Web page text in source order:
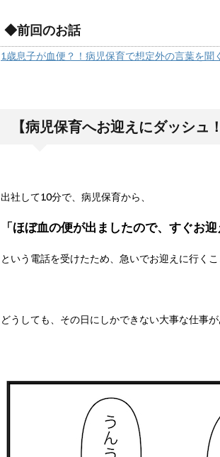
◆前回のお話
1歳息子が血便？！病児保育で想定外の言葉を
【病児保育へお迎えにダッシュ
出社して10分で、病児保育から、
「ほぼ血の便が出ましたので、すぐお
という電話を受けたため、急いでお迎えに行くこ
どうしても、その日にしかできない大事な仕事が